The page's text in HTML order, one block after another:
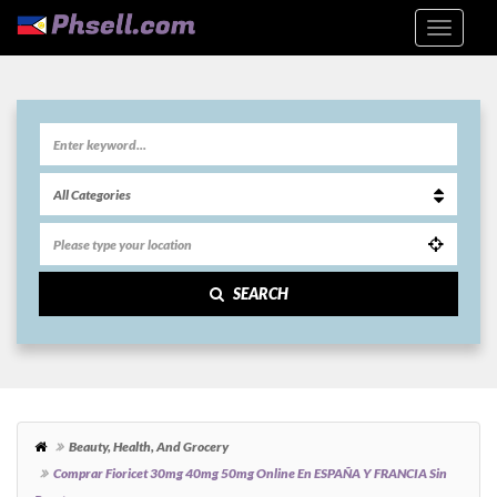
SEARCH
Beauty, Health, And Grocery
Comprar Fioricet 30mg 40mg 50mg Online En ESPAÑA Y FRANCIA Sin